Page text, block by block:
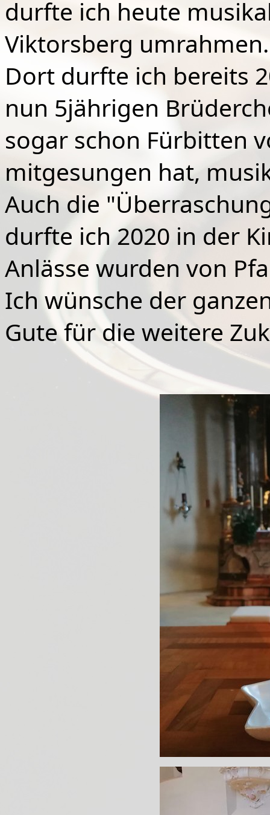
durfte ich heute
Viktorsberg umrahmen.
Dort durfte ich bereits
nun 5jährigen
sogar schon Fürbitten
mitgesungen hat,
Auch die
durfte ich 2020 in der
Anlässe wurden von
Ich wünsche der
Gute für die weitere